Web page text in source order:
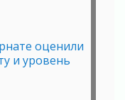
оценили
и уровень